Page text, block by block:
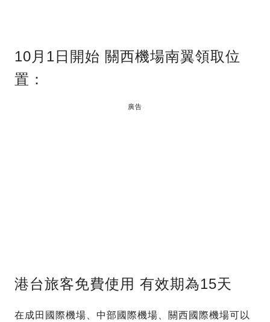
10月1日開始 關西機場南翼領取位
置：
廣告
港台旅客免費使用 有效期為15天
在成田國際機場、中部國際機場、關西國際機場可以